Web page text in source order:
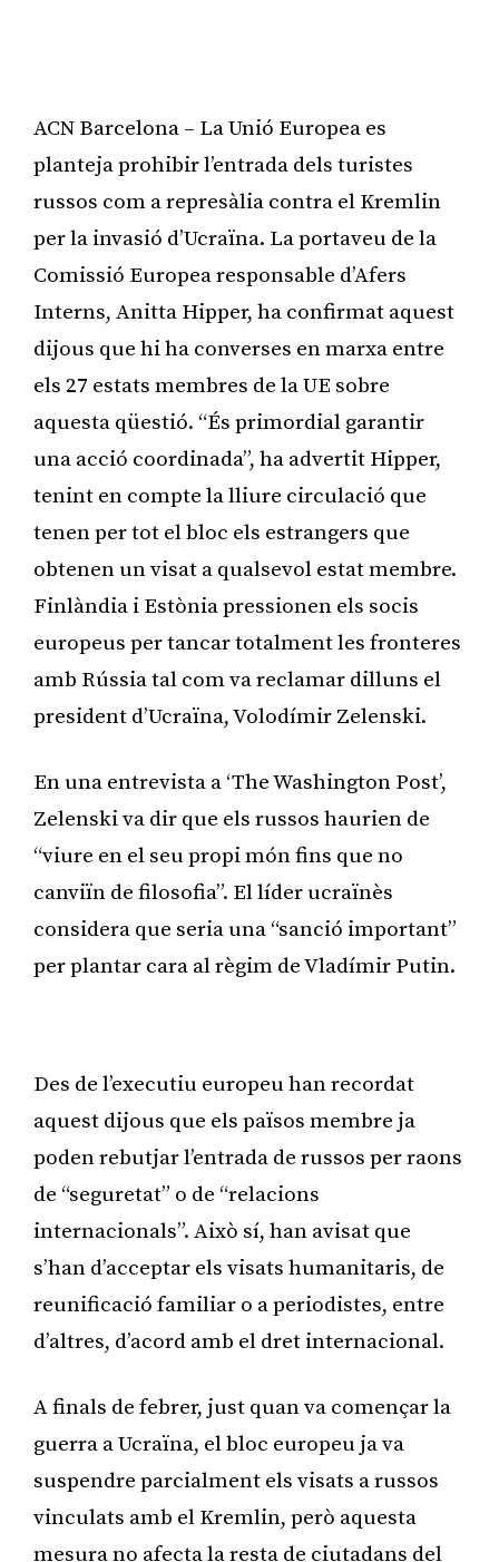
ACN Barcelona – La Unió Europea es
planteja prohibir l’entrada dels turistes
russos com a represàlia contra el Kremlin
per la invasió d’Ucraïna. La portaveu de la
Comissió Europea responsable d’Afers
Interns, Anitta Hipper, ha confirmat aquest
dijous que hi ha converses en marxa entre
els 27 estats membres de la UE sobre
aquesta qüestió. “És primordial garantir
una acció coordinada”, ha advertit Hipper,
tenint en compte la lliure circulació que
tenen per tot el bloc els estrangers que
obtenen un visat a qualsevol estat membre.
Finlàndia i Estònia pressionen els socis
europeus per tancar totalment les fronteres
amb Rússia tal com va reclamar dilluns el
president d’Ucraïna, Volodímir Zelenski.
En una entrevista a ‘The Washington Post’,
Zelenski va dir que els russos haurien de
“viure en el seu propi món fins que no
canviïn de filosofia”. El líder ucraïnès
considera que seria una “sanció important”
per plantar cara al règim de Vladímir Putin.
Des de l’executiu europeu han recordat
aquest dijous que els països membre ja
poden rebutjar l’entrada de russos per raons
de “seguretat” o de “relacions
internacionals”. Això sí, han avisat que
s’han d’acceptar els visats humanitaris, de
reunificació familiar o a periodistes, entre
d’altres, d’acord amb el dret internacional.
A finals de febrer, just quan va començar la
guerra a Ucraïna, el bloc europeu ja va
suspendre parcialment els visats a russos
vinculats amb el Kremlin, però aquesta
mesura no afecta la resta de ciutadans del